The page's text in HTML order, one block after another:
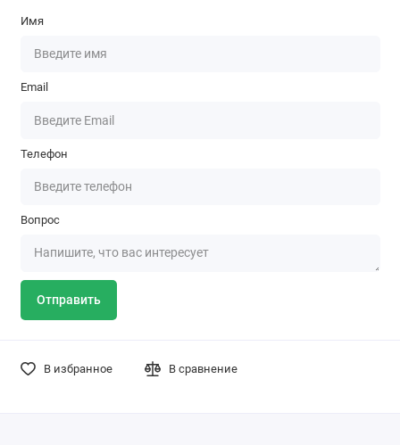
Имя
Email
Телефон
Вопрос
Отправить
В избранное В сравнение